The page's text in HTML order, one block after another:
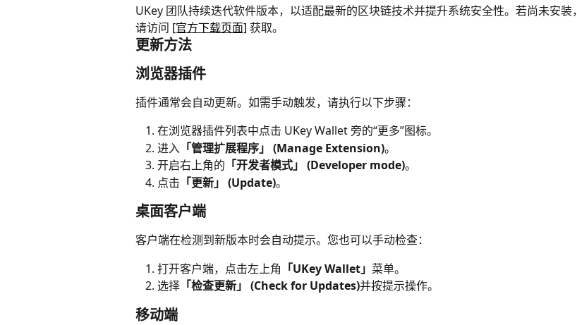
UKey 团队持续迭代软件版本，以适配最新的区块链技术并提升系统安全性。若尚未安装，
请访问 [官方下载页面] 获取。
更新方法
浏览器插件
插件通常会自动更新。如需手动触发，请执行以下步骤：
在浏览器插件列表中点击 UKey Wallet 旁的“更多”图标。
进入 「管理扩展程序」 (Manage Extension)。
开启右上角的 「开发者模式」 (Developer mode)。
点击 「更新」 (Update)。
桌面客户端
客户端在检测到新版本时会自动提示。您也可以手动检查：
打开客户端，点击左上角 「UKey Wallet」 菜单。
选择 「检查更新」 (Check for Updates)并按提示操作。
移动端